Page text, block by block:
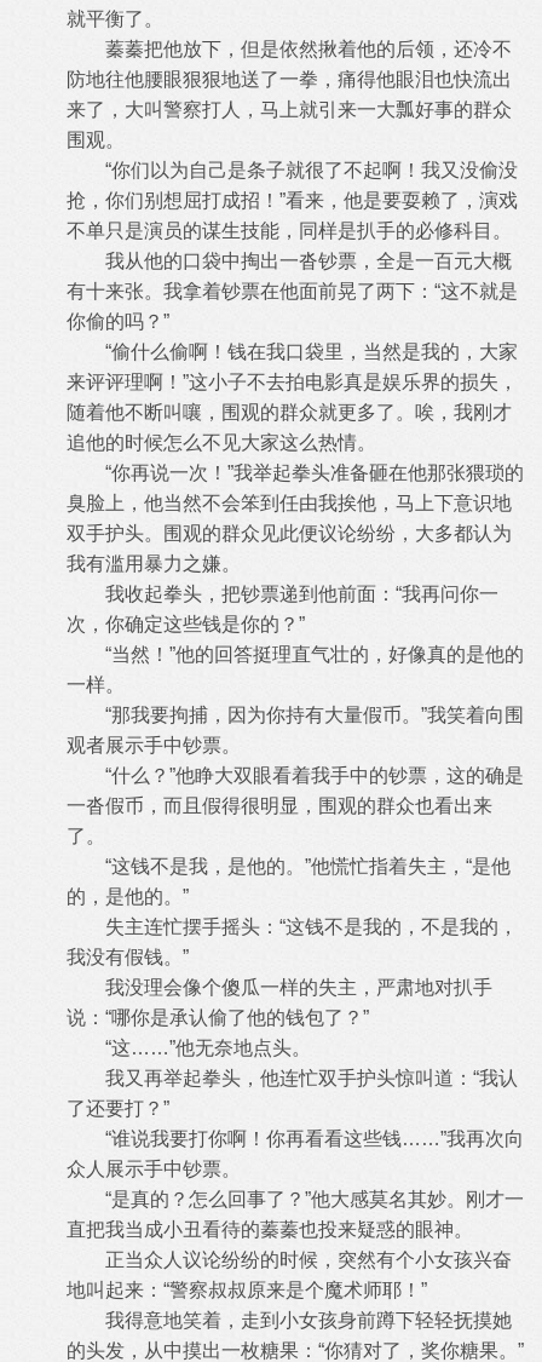
就平衡了。
蓁蓁把他放下，但是依然揪着他的后领，还冷不
防地往他腰眼狠狠地送了一拳，痛得他眼泪也快流出
来了，大叫警察打人，马上就引来一大瓢好事的群众
围观。
“你们以为自己是条子就很了不起啊！我又没偷没
抢，你们别想屈打成招！”看来，他是要耍赖了，演戏
不单只是演员的谋生技能，同样是扒手的必修科目。
我从他的口袋中掏出一沓钞票，全是一百元大概
有十来张。我拿着钞票在他面前晃了两下：“这不就是
你偷的吗？”
“偷什么偷啊！钱在我口袋里，当然是我的，大家
来评评理啊！”这小子不去拍电影真是娱乐界的损失，
随着他不断叫嚷，围观的群众就更多了。唉，我刚才
追他的时候怎么不见大家这么热情。
“你再说一次！”我举起拳头准备砸在他那张猥琐的
臭脸上，他当然不会笨到任由我挨他，马上下意识地
双手护头。围观的群众见此便议论纷纷，大多都认为
我有滥用暴力之嫌。
我收起拳头，把钞票递到他前面：“我再问你一
次，你确定这些钱是你的？”
“当然！”他的回答挺理直气壮的，好像真的是他的
一样。
“那我要拘捕，因为你持有大量假币。”我笑着向围
观者展示手中钞票。
“什么？”他睁大双眼看着我手中的钞票，这的确是
一沓假币，而且假得很明显，围观的群众也看出来
了。
“这钱不是我，是他的。”他慌忙指着失主，“是他
的，是他的。”
失主连忙摆手摇头：“这钱不是我的，不是我的，
我没有假钱。”
我没理会像个傻瓜一样的失主，严肃地对扒手
说：“哪你是承认偷了他的钱包了？”
“这……”他无奈地点头。
我又再举起拳头，他连忙双手护头惊叫道：“我认
了还要打？”
“谁说我要打你啊！你再看看这些钱……”我再次向
众人展示手中钞票。
“是真的？怎么回事了？”他大感莫名其妙。刚才一
直把我当成小丑看待的蓁蓁也投来疑惑的眼神。
正当众人议论纷纷的时候，突然有个小女孩兴奋
地叫起来：“警察叔叔原来是个魔术师耶！”
我得意地笑着，走到小女孩身前蹲下轻轻抚摸她
的头发，从中摸出一枚糖果：“你猜对了，奖你糖果。”